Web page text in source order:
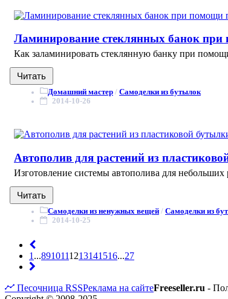
Ламинирование стеклянных банок
Как заламинировать стеклянную банку при
Читать
Домашний мастер / Самоделки из бутылок
2014-10-26
Автополив для растений из
Изготовление системы автополива для
Читать
Самоделки из ненужных вещей / Самоделки из
2014-10-25
1 ...8910111213141516...27
Песочница RSSРеклама на сайтеFreeseller.ru -